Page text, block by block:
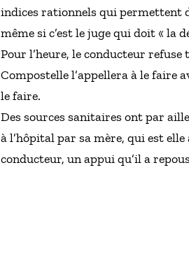
indices rationnels qui permettent
même si c’est le juge qui doit « la
Pour l’heure, le conducteur
Compostelle l’appellera à le faire
le faire.
Des sources sanitaires ont par
à l’hôpital par sa mère, qui est
conducteur, un appui qu’il a